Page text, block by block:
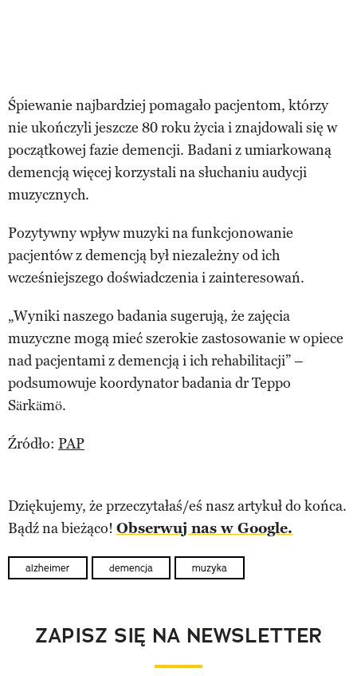
Śpiewanie najbardziej pomagało pacjentom, którzy
nie ukończyli jeszcze 80 roku życia i znajdowali się w
początkowej fazie demencji. Badani z umiarkowaną
demencją więcej korzystali na słuchaniu audycji
muzycznych.
Pozytywny wpływ muzyki na funkcjonowanie
pacjentów z demencją był niezależny od ich
wcześniejszego doświadczenia i zainteresowań.
„Wyniki naszego badania sugerują, że zajęcia
muzyczne mogą mieć szerokie zastosowanie w opiece
nad pacjentami z demencją i ich rehabilitacji” –
podsumowuje koordynator badania dr Teppo
Särkämö.
Źródło: PAP
Dziękujemy, że przeczytałaś/eś nasz artykuł do końca.
Bądź na bieżąco! Obserwuj nas w Google.
alzheimer demencja muzyka
ZAPISZ SIĘ NA NEWSLETTER